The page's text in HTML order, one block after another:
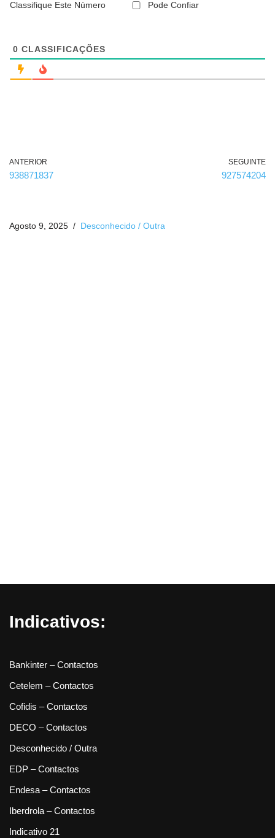
a
ó
Classifique Este Número Pode Confiar
0 CLASSIFICAÇÕES
ANTERIOR
938871837
SEGUINTE
927574204
Agosto 9, 2025 Desconhecido / Outra
Indicativos:
Bankinter – Contactos
Cetelem – Contactos
Cofidis – Contactos
DECO – Contactos
Desconhecido / Outra
EDP – Contactos
Endesa – Contactos
Iberdrola – Contactos
Indicativo 21